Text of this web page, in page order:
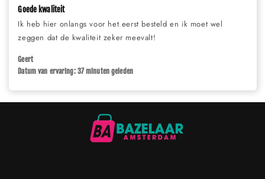
Goede kwaliteit
Ik heb hier onlangs voor het eerst besteld en ik moet wel
zeggen dat de kwaliteit zeker meevalt!
Geert
Datum van ervaring: 37 minuten geleden